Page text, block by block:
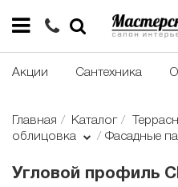
Акции Сантехника
Главная Каталог
облицовка
Фасадные
Угловой профиль